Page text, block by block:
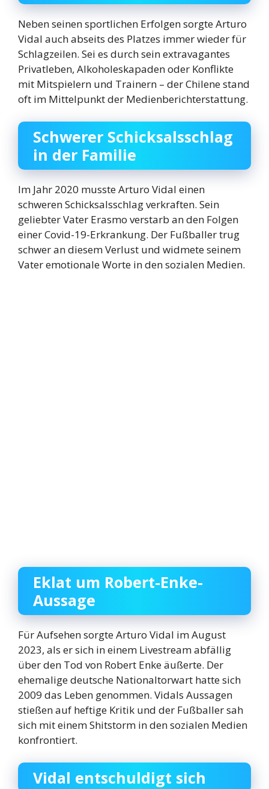
Neben seinen sportlichen Erfolgen sorgte Arturo
Vidal auch abseits des Platzes immer wieder für
Schlagzeilen. Sei es durch sein extravagantes
Privatleben, Alkoholeskapaden oder Konflikte
mit Mitspielern und Trainern – der Chilene stand
oft im Mittelpunkt der Medienberichterstattung.
Schwerer Schicksalsschlag
in der Familie
Im Jahr 2020 musste Arturo Vidal einen
schweren Schicksalsschlag verkraften. Sein
geliebter Vater Erasmo verstarb an den Folgen
einer Covid-19-Erkrankung. Der Fußballer trug
schwer an diesem Verlust und widmete seinem
Vater emotionale Worte in den sozialen Medien.
Eklat um Robert-Enke-
Aussage
Für Aufsehen sorgte Arturo Vidal im August
2023, als er sich in einem Livestream abfällig
über den Tod von Robert Enke äußerte. Der
ehemalige deutsche Nationaltorwart hatte sich
2009 das Leben genommen. Vidals Aussagen
stießen auf heftige Kritik und der Fußballer sah
sich mit einem Shitstorm in den sozialen Medien
konfrontiert.
Vidal entschuldigt sich